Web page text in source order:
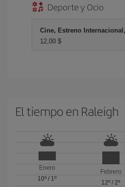
Deporte y Ocio
Cine, Estreno
12,00 $
El tiempo en Raleigh
Enero
10º / 1º
Febrero
12º / 2º